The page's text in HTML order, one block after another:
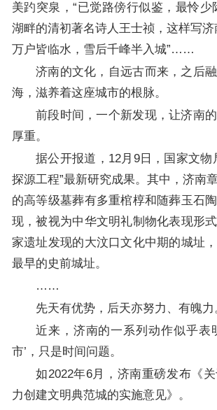
美趵突泉，“已觉路傍行似鉴，最怜少
湖畔的清初著名诗人王士祯，这样写济
万户皆临水，雪后千峰半入城”……
济南的文化，自远古而来，之后
海，滋养着这座城市的根脉。
前段时间，一个新发现，让济南
厚重。
据公开报道，12月9日，国家文物
探源工程”最新研究成果。其中，济南
的高等级墓葬有多重棺椁和随葬玉石
现，被视为中华文明礼制物化表现形
家遗址发现的大汶口文化中期的城址
最早的史前城址。
……
先天有优势，后天亦努力、有魄力
近来，济南的一系列动作似乎表
市’，只是时间问题。
如2022年6月，济南重磅发布《
力创建文明典范城的实施意见》。